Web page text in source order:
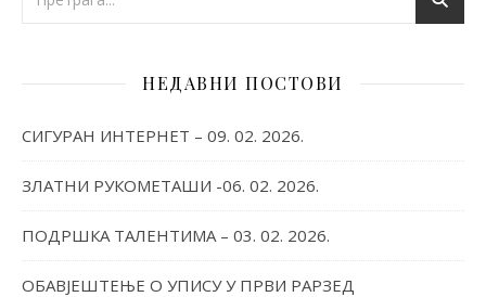
НЕДАВНИ ПОСТОВИ
СИГУРАН ИНТЕРНЕТ – 09. 02. 2026.
ЗЛАТНИ РУКОМЕТАШИ -06. 02. 2026.
ПОДРШКА ТАЛЕНТИМА – 03. 02. 2026.
ОБАВЈЕШТЕЊЕ О УПИСУ У ПРВИ РАРЗЕД